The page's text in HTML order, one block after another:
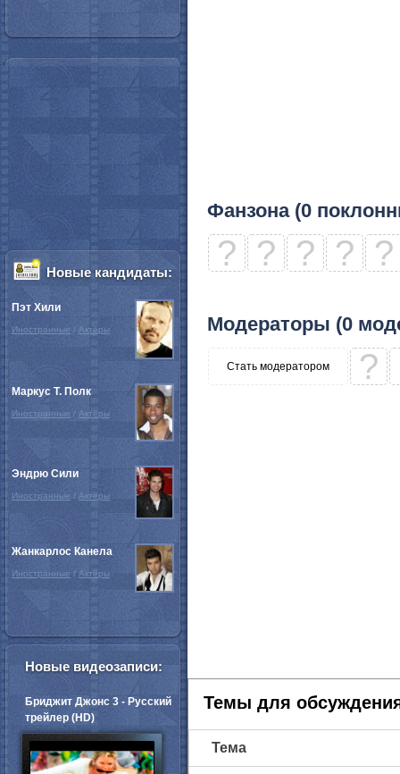
Фанзона (0
? ? ? ? ?
Модераторы (0
Стать модератором ?
Темы для
Тема
Новые кандидаты:
Пэт Хили
Иностранные / Актёры
Маркус Т. Полк
Иностранные / Актёры
Эндрю Сили
Иностранные / Актёры
Жанкарлос Канела
Иностранные / Актёры
Новые видеозаписи:
Бриджит Джонс 3 - Русский
трейлер (HD)